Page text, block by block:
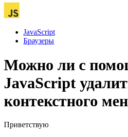
JavaScript
Браузеры
Можно ли с
JavaScript
контекстного
Приветствую